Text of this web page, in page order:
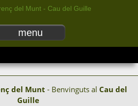
menu
del Munt - Benvinguts al Cau del
Guille